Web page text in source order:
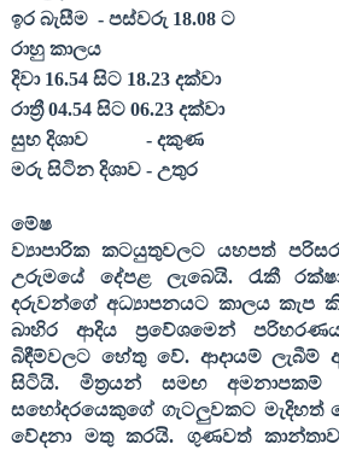
ඉර බැසීම - පස්වරු 18.08ට
රාහු කාලය
දිවා 16.54සිට 18.23දක්වා
රාත්‍රී 04.54සිට 06.23දක්වා
සුභ දිශාව
- දකුණ
මරු සිටින දිශාව - උතුර
මේෂ
ව්‍යාපාරික කටයුතුවලට යහපත්
උරුමයේ දේපළ ලැබෙයි. රැකී
දරුවන්ගේ අධ්‍යාපනයට කාලය කැප
බාහිර ආදිය ප්‍රවේශමෙන්
බිඳීම්වලට හේතු වේ. ආදායම්
සිටියි. මිත්‍රයන් සමඟ
සහෝදරයෙකුගේ ගැටලුවකට මැදිහත්
වේදනා මතු කරයි. ගුණවත්